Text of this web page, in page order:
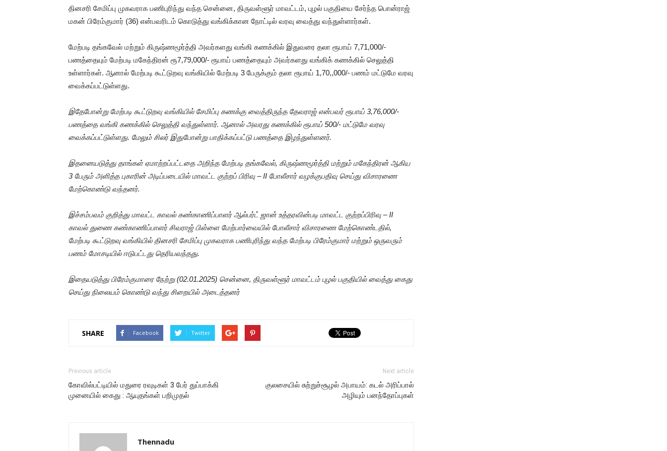
தினசரி சேமிப்பு முகவராக பணிபுரிந்து வந்த சென்னை, திருவள்ளூர் மாவட்டம், புழல் பகுதியை சேர்ந்த பொன்ராஜ்
மகன் பிரேம்குமார் (36) என்பவரிடம் கொடுத்து வங்கிக்கான நோட்டில் வரவு வைத்து வந்துள்ளார்கள்.
மேற்படி தங்கவேல் மற்றும் கிருஷ்ணமூர்த்தி அவர்களது வங்கி கணக்கில் இதுவரை தலா ரூபாய் 7,71,000/-
பணத்தையும் மேற்படி மகேந்திரன் ரூ7,79,000/- ரூபாய் பணத்தையும் அவர்களது வங்கிக் கணக்கில் செலுத்தி
உள்ளார்கள். ஆனால் மேற்படி கூட்டுறவு வங்கியில் மேற்படி 3 பேருக்கும் தலா ரூபாய் 1,70,,000/- பணம் மட்டுமே வரவு
வைக்கப்பட்டுள்ளது.
இதேபோன்று மேற்படி கூட்டுறவு வங்கியில் சேமிப்பு கணக்கு வைத்திருந்த தேவராஜ் என்பவர் ரூபாய் 3,76,000/-
பணத்தை வங்கி கணக்கில் செலுத்தி வந்துள்ளார். ஆனால் அவரது கணக்கில் ரூபாய் 500/- மட்டுமே வரவு
வைக்கப்பட்டுள்ளது. மேலும் சிலர் இதுபோன்று பாதிக்கப்பட்டு பணத்தை இழந்துள்ளனர்.
இதனையடுத்து தாங்கள் ஏமாற்றப்பட்டதை அறிந்த மேற்படி தங்கவேல், கிருஷ்ணமூர்த்தி மற்றும் மகேந்திரன் ஆகிய
3 பேரும் அளித்த புகாரின் அடிப்படையில் மாவட்ட குற்றப் பிரிவு – II போலீசார் வழக்குபதிவு செய்து விசாரணை
மேற்கொண்டு வந்தனர்.
இச்சம்பவம் குறித்து மாவட்ட காவல் கண்காணிப்பாளர் ஆல்பர்ட் ஜான் உத்தரவின்படி மாவட்ட குற்றப்பிரிவு – II
காவல் துணை கண்காணிப்பாளர் சிவராஜ் பிள்ளை மேற்பார்வையில் போலீசார் விசாரணை மேற்கொண்டதில்,
மேற்படி கூட்டுறவு வங்கியில் தினசரி சேமிப்பு முகவராக பணிபுரிந்து வந்த மேற்படி பிரேம்குமார் மற்றும் ஒருவரும்
பணம் மோசடியில் ஈடுபட்டது தெரியவந்தது.
இதையடுத்து பிரேம்குமாரை நேற்று (02.01.2025) சென்னை, திருவள்ளூர் மாவட்டம் புழல் பகுதியில் வைத்து கைது
செய்து நிலையம் கொண்டு வந்து சிறையில் அடைத்தனர்
SHARE Facebook Twitter
Previous article
கோவில்பட்டியில் மதுரை ரவுடிகள் 3 பேர் துப்பாக்கி
முனையில் கைது : ஆயுதங்கள் பறிமுதல்
Next article
குலசையில் சுற்றுச்சூழல் அபாயம்: கடல் அரிப்பால்
அழியும் பனந்தோப்புகள்
Thennadu